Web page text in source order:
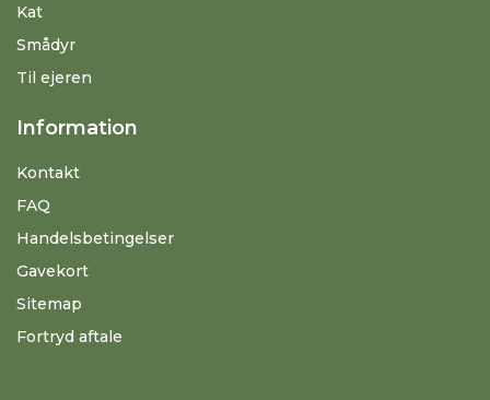
Kat
Smådyr
Til ejeren
Information
Kontakt
FAQ
Handelsbetingelser
Gavekort
Sitemap
Fortryd aftale